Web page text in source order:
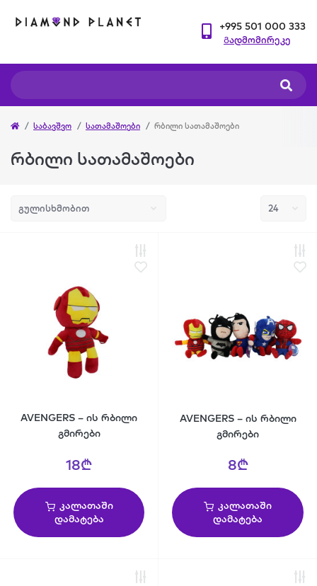
+995 501 000 333
Გადმომირეკე
საბავშვო სათამაშოები რბილი სათამაშოები
რბილი სათამაშოები
AVENGERS – ის რბილი
გმირები
18₾
კალათაში
დამატება
AVENGERS – ის რბილი
გმირები
8₾
კალათაში
დამატება